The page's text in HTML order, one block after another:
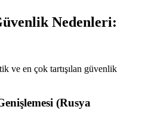
Nedenleri:
ve en çok tartışılan güvenlik
(Rusya